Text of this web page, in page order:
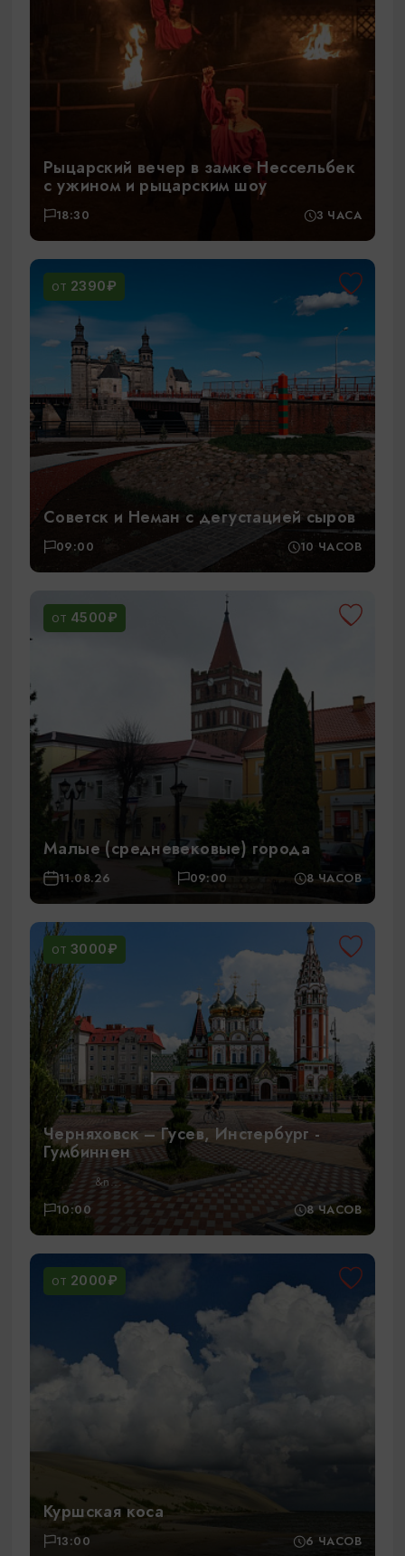
Рыцарский вечер в замке Нессельбек
с ужином и рыцарским шоу
18:30 3 ЧАСА
ОТ 2390₽
Советск и Неман с дегустацией сыров
09:00 10 ЧАСОВ
ОТ 4500₽
Малые (средневековые) города
11.08.26 09:00 8 ЧАСОВ
ОТ 3000₽
Черняховск – Гусев, Инстербург -
Гумбиннен
&n...
10:00
8 ЧАСОВ
ОТ 2000₽
Куршская коса
13:00 6 ЧАСОВ